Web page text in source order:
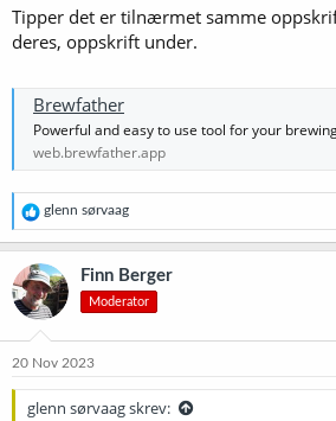
Malt: Pale Ale malt, Red X, Imperial Malt og
Humle: Columbus, Simcoe og Cascade
Tipper det er tilnærmet samme
deres, oppskrift under.
Brewfather
Powerful and easy to use tool for your
web.brewfather.app
R
e
a
k
s
j
o
e
glenn sørvaag
Finn Berger
Moderator
20 Nov 2023
glenn sørvaag skrev: